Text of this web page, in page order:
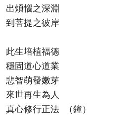
出煩惱之深淵
到菩提之彼岸
此生培植福德
穩固道心道業
悲智萌發嫩芽
來世再生為人
真心修行正法 （鐘）